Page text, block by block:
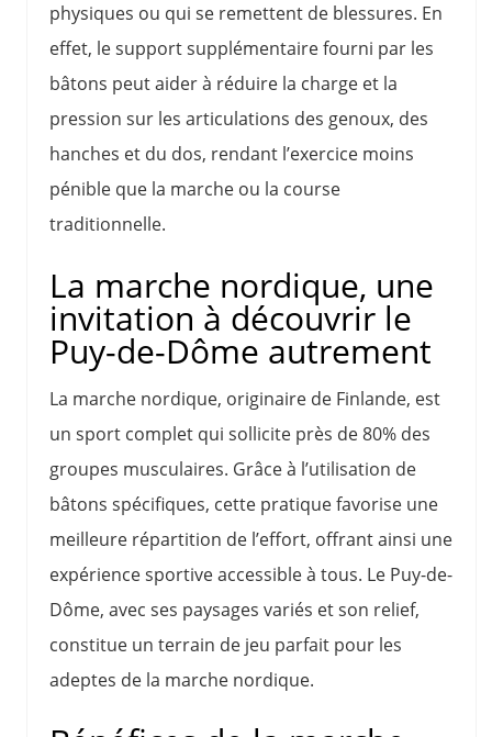
physiques ou qui se remettent de blessures. En
effet, le support supplémentaire fourni par les
bâtons peut aider à réduire la charge et la
pression sur les articulations des genoux, des
hanches et du dos, rendant l’exercice moins
pénible que la marche ou la course
traditionnelle.
La marche nordique, une
invitation à découvrir le
Puy-de-Dôme autrement
La marche nordique, originaire de Finlande, est
un sport complet qui sollicite près de 80% des
groupes musculaires. Grâce à l’utilisation de
bâtons spécifiques, cette pratique favorise une
meilleure répartition de l’effort, offrant ainsi une
expérience sportive accessible à tous. Le Puy-de-
Dôme, avec ses paysages variés et son relief,
constitue un terrain de jeu parfait pour les
adeptes de la marche nordique.